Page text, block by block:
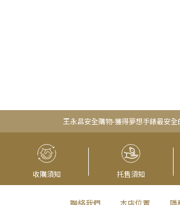
王永昌安全購物-獲得夢想手錶最安全
收購須知 托售須知